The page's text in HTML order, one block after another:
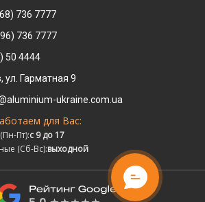
736 7777
736 7777
50 4444
ул. Гарматная 9
ukraine.com.ua
для Вас:
Пт):с 9 до 17
(Сб-Вс):выходной